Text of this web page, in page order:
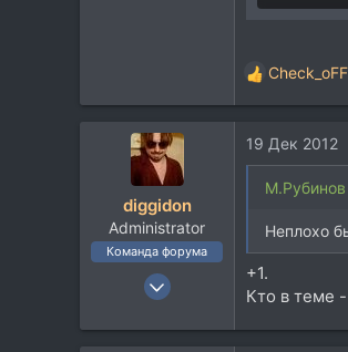
Р
е
к
ц
Check_oFF
diggidon
Administrator
Команда форума
26 Май 2008
7.512
19 Дек 2012
М.Рубинов
Неплохо
+1.
Кто в теме